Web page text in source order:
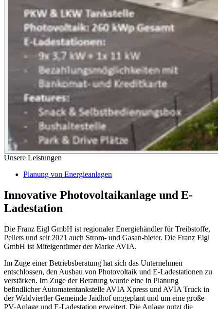
Unsere Leistungen
Planung von Energieanlagen
Innovative Photovoltaikanlage und E-
Ladestation
Die Franz Eigl GmbH ist regionaler Energiehändler für Treibstoffe,
Pellets und seit 2021 auch Strom- und Gasan-bieter. Die Franz Eigl
GmbH ist Miteigentümer der Marke AVIA.
Im Zuge einer Betriebsberatung hat sich das Unternehmen
entschlossen, den Ausbau von Photovoltaik und E-Ladestationen zu
verstärken. Im Zuge der Beratung wurde eine in Planung
befindlicher Automatentankstelle AVIA Xpress und AVIA Truck in
der Waldviertler Gemeinde Jaidhof umgeplant und um eine große
PV-Anlage und E-Ladestation erweitert. Die Anlage nutzt die